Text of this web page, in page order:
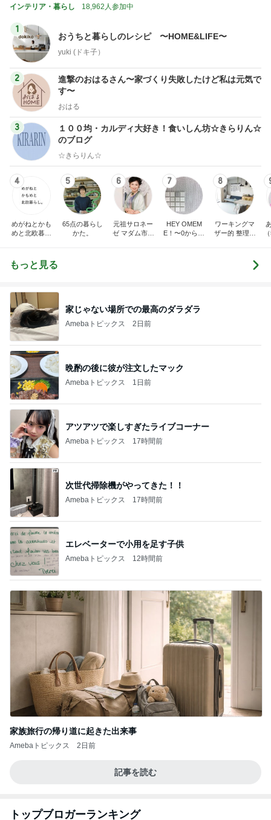
インテリア・暮らし 18,962人参加中
1
おうちと暮らしのレシピ 〜HOME&LIFE〜
yuki (ドキ子）
2
進撃のおはるさん〜家づくり失敗したけど私は元気で
す〜
おはる
3
１００均・カルディ大好き！食いしん坊☆きらりん☆
のブログ
☆きらりん☆
4
めがねとかも
めと北欧暮ら
5
65点の暮らし
かた。
6
元祖サロネー
ゼ マダム市川
7
HEY OMEM
E！〜0からの
8
ワーキングマ
ザー的 整理収
もっと見る
家じゃない場所での最高のダラダラ
Amebaトピックス 2日前
晩酌の後に彼が注文したマック
Amebaトピックス 1日前
アツアツで楽しすぎたライブコーナー
Amebaトピックス 17時間前
次世代掃除機がやってきた！！
Amebaトピックス 17時間前
エレベーターで小用を足す子供
Amebaトピックス 12時間前
家族旅行の帰り道に起きた出来事
Amebaトピックス 2日前
記事を読む
トップブロガーランキング